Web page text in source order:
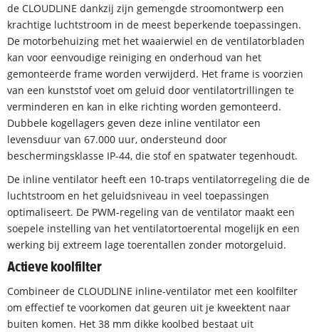
de CLOUDLINE dankzij zijn gemengde stroomontwerp een
krachtige luchtstroom in de meest beperkende toepassingen.
De motorbehuizing met het waaierwiel en de ventilatorbladen
kan voor eenvoudige reiniging en onderhoud van het
gemonteerde frame worden verwijderd. Het frame is voorzien
van een kunststof voet om geluid door ventilatortrillingen te
verminderen en kan in elke richting worden gemonteerd.
Dubbele kogellagers geven deze inline ventilator een
levensduur van 67.000 uur, ondersteund door
beschermingsklasse IP-44, die stof en spatwater tegenhoudt.
De inline ventilator heeft een 10-traps ventilatorregeling die de
luchtstroom en het geluidsniveau in veel toepassingen
optimaliseert. De PWM-regeling van de ventilator maakt een
soepele instelling van het ventilatortoerental mogelijk en een
werking bij extreem lage toerentallen zonder motorgeluid.
Actieve koolfilter
Combineer de CLOUDLINE inline-ventilator met een koolfilter
om effectief te voorkomen dat geuren uit je kweektent naar
buiten komen. Het 38 mm dikke koolbed bestaat uit